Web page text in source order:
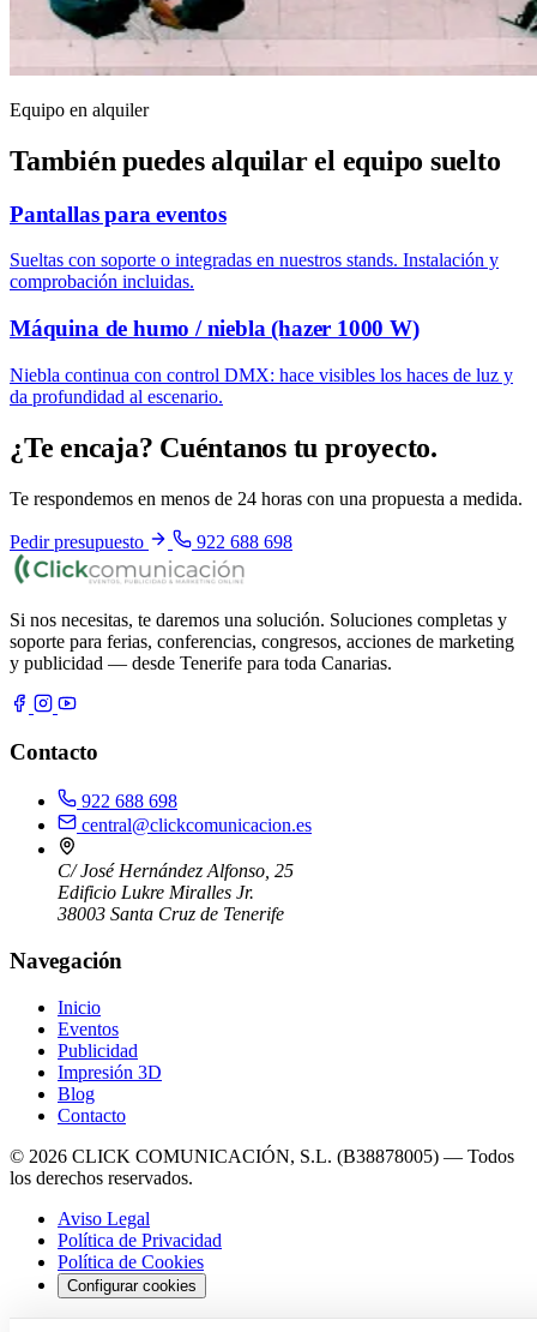
Equipo en alquiler
También puedes alquilar el equipo suelto
Pantallas para eventos
Sueltas con soporte o integradas en nuestros stands. Instalación y
comprobación incluidas.
Máquina de humo / niebla (hazer 1000 W)
Niebla continua con control DMX: hace visibles los haces de luz y
da profundidad al escenario.
¿Te encaja? Cuéntanos tu proyecto.
Te respondemos en menos de 24 horas con una propuesta a medida.
Pedir presupuesto 922 688 698
Si nos necesitas, te daremos una solución. Soluciones completas y
soporte para ferias, conferencias, congresos, acciones de marketing
y publicidad — desde Tenerife para toda Canarias.
Contacto
922 688 698
central@clickcomunicacion.es
C/ José Hernández Alfonso, 25
Edificio Lukre Miralles Jr.
38003 Santa Cruz de Tenerife
Navegación
Inicio
Eventos
Publicidad
Impresión 3D
Blog
Contacto
© 2026 CLICK COMUNICACIÓN, S.L. (B38878005) — Todos
los derechos reservados.
Aviso Legal
Política de Privacidad
Política de Cookies
Configurar cookies